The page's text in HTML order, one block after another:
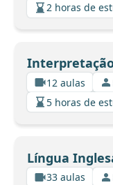
2 horas de
12 aulas
5 horas de
Língua
33 aulas